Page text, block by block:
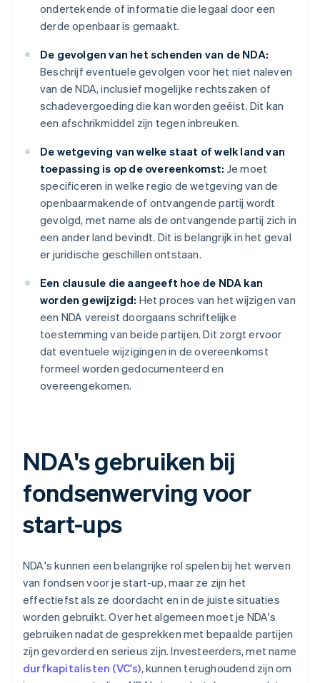
ondertekende of informatie die legaal door een
derde openbaar is gemaakt.
De gevolgen van het schenden van de NDA:
Beschrijf eventuele gevolgen voor het niet naleven
van de NDA, inclusief mogelijke rechtszaken of
schadevergoeding die kan worden geëist. Dit kan
een afschrikmiddel zijn tegen inbreuken.
De wetgeving van welke staat of welk land van
toepassing is op de overeenkomst: Je moet
specificeren in welke regio de wetgeving van de
openbaarmakende of ontvangende partij wordt
gevolgd, met name als de ontvangende partij zich in
een ander land bevindt. Dit is belangrijk in het geval
er juridische geschillen ontstaan.
Een clausule die aangeeft hoe de NDA kan
worden gewijzigd: Het proces van het wijzigen van
een NDA vereist doorgaans schriftelijke
toestemming van beide partijen. Dit zorgt ervoor
dat eventuele wijzigingen in de overeenkomst
formeel worden gedocumenteerd en
overeengekomen.
NDA's gebruiken bij
fondsenwerving voor
start-ups
NDA's kunnen een belangrijke rol spelen bij het werven
van fondsen voor je start-up, maar ze zijn het
effectiefst als ze doordacht en in de juiste situaties
worden gebruikt. Over het algemeen moet je NDA's
gebruiken nadat de gesprekken met bepaalde partijen
zijn gevorderd en serieus zijn. Investeerders, met name
durfkapitalisten (VC's), kunnen terughoudend zijn om